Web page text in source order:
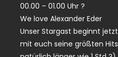
00.00 – 01.00 Uhr ?
We love Alexander Eder
Unser Stargast beginnt
mit euch seine größten